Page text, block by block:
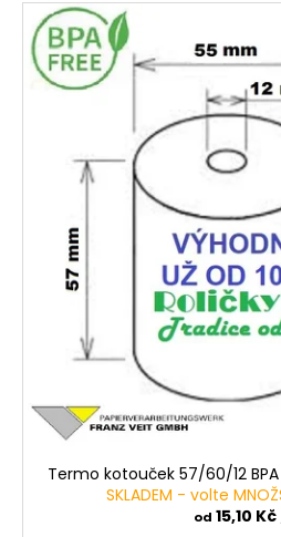
Termo kotouček 57/60/12
SKLADEM - volte
od 15,10 Kč